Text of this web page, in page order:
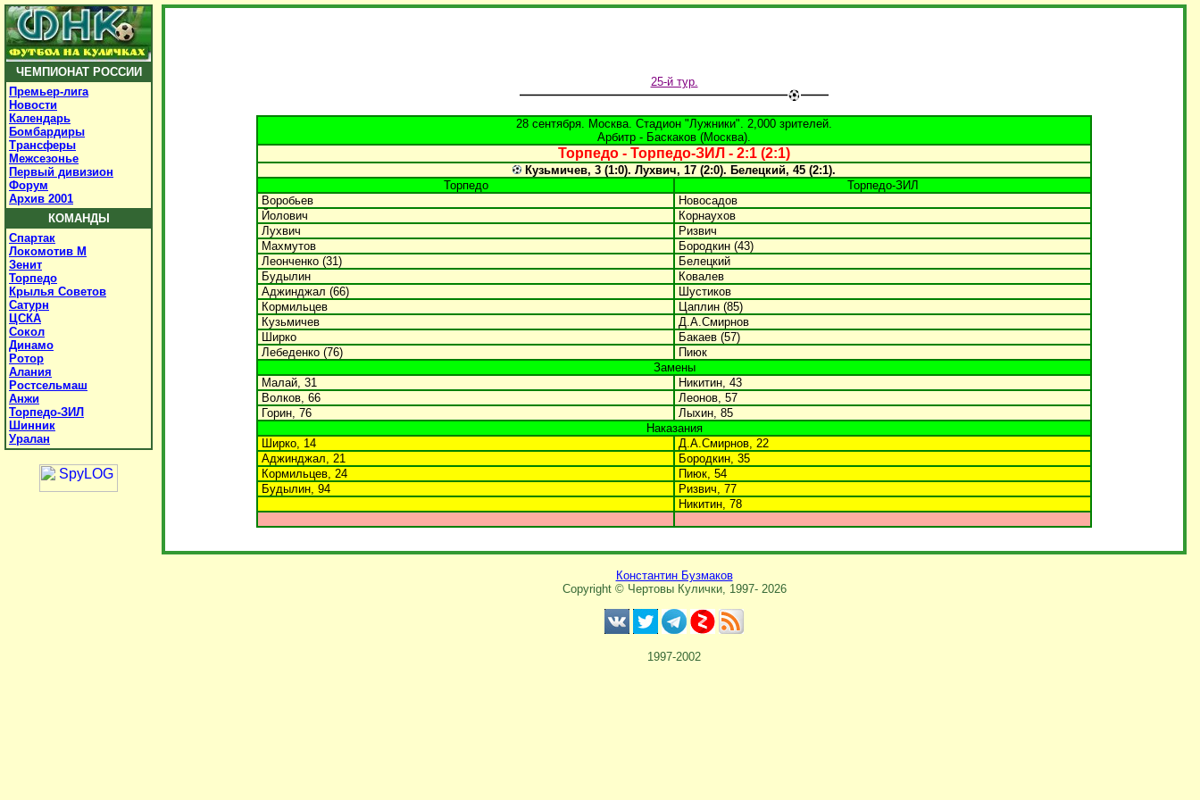
ЧЕМПИОНАТ РОССИИ
Премьер-лига
Новости
Календарь
Бомбардиры
Трансферы
Межсезонье
Первый дивизион
Форум
Архив 2001
КОМАНДЫ
Спартак
Локомотив М
Зенит
Торпедо
Крылья Советов
Сатурн
ЦСКА
Сокол
Динамо
Ротор
Алания
Ростсельмаш
Анжи
Торпедо-ЗИЛ
Шинник
Уралан
25-й тур.
28 сентября. Москва. Стадион "Лужники". 2,000 зрителей.
Арбитр - Баскаков (Москва).
Торпедо - Торпедо-ЗИЛ - 2:1 (2:1)
Кузьмичев, 3 (1:0). Лухвич, 17 (2:0). Белецкий, 45 (2:1).
Торпедо
Торпедо-ЗИЛ
Воробьев
Новосадов
Йолович
Корнаухов
Лухвич
Ризвич
Махмутов
Бородкин (43)
Леонченко (31)
Белецкий
Будылин
Ковалев
Аджинджал (66)
Шустиков
Кормильцев
Цаплин (85)
Кузьмичев
Д.А.Смирнов
Ширко
Бакаев (57)
Лебеденко (76)
Пиюк
Замены
Малай, 31
Никитин, 43
Волков, 66
Леонов, 57
Горин, 76
Лыхин, 85
Наказания
Ширко, 14
Д.А.Смирнов, 22
Аджинджал, 21
Бородкин, 35
Кормильцев, 24
Пиюк, 54
Будылин, 94
Ризвич, 77
Никитин, 78
Константин Бузмаков
Copyright © Чертовы Кулички, 1997- 2026
1997-2002